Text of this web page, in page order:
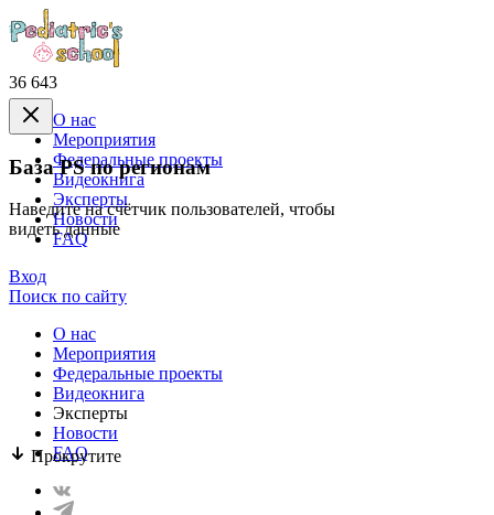
36 643
База PS по регионам
Наведите на счётчик пользователей, чтобы
видеть данные
Прокрутите
О нас
Mероприятия
Федеральные проекты
Видеокнига
Эксперты
Новости
FAQ
Вход
Поиск по сайту
О нас
Mероприятия
Федеральные проекты
Видеокнига
Эксперты
Новости
FAQ